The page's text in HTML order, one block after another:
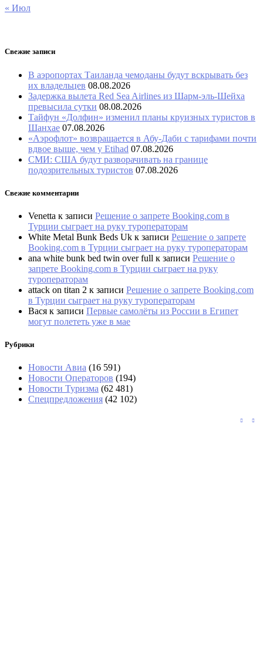
« Июл
Свежие записи
В аэропортах Таиланда чемоданы будут вскрывать без
их владельцев 08.08.2026
Задержка вылета Red Sea Airlines из Шарм-эль-Шейха
превысила сутки 08.08.2026
Тайфун «Долфин» изменил планы круизных туристов в
Шанхае 07.08.2026
«Аэрофлот» возвращается в Абу-Даби с тарифами почти
вдвое выше, чем у Etihad 07.08.2026
СМИ: США будут разворачивать на границе
подозрительных туристов 07.08.2026
Свежие комментарии
Venetta к записи Решение о запрете Booking.com в
Турции сыграет на руку туроператорам
White Metal Bunk Beds Uk к записи Решение о запрете
Booking.com в Турции сыграет на руку туроператорам
ana white bunk bed twin over full к записи Решение о
запрете Booking.com в Турции сыграет на руку
туроператорам
attack on titan 2 к записи Решение о запрете Booking.com
в Турции сыграет на руку туроператорам
Вася к записи Первые самолёты из России в Египет
могут полететь уже в мае
Рубрики
Новости Авиа (16 591)
Новости Операторов (194)
Новости Туризма (62 481)
Спецпредложения (42 102)